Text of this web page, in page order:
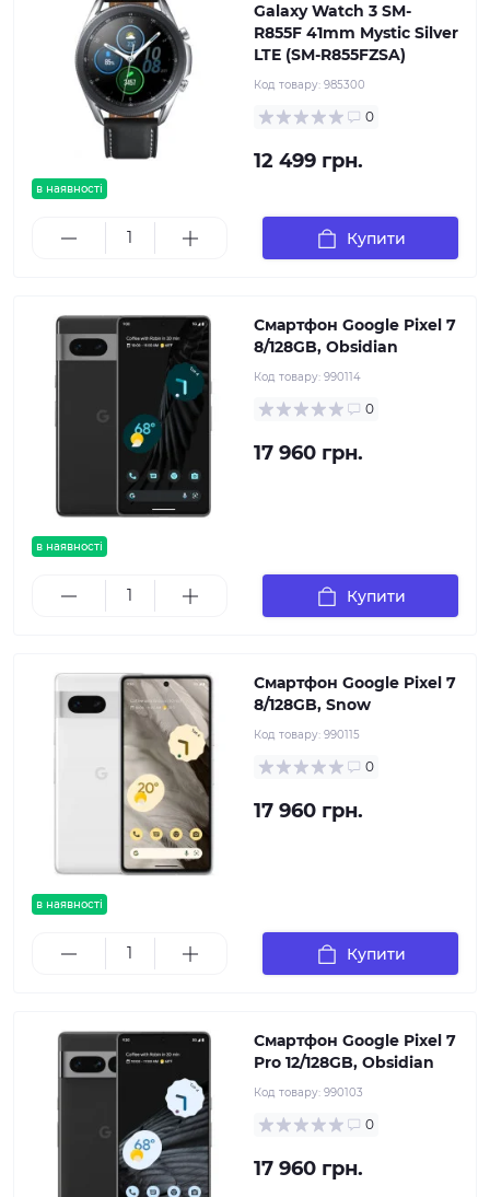
в наявності
Galaxy Watch 3 SM-
R855F 41mm Mystic Silver
LTE (SM-R855FZSA)
Код товару: 985300
0
12 499 грн.
Купити
в наявності
Смартфон Google Pixel 7
8/128GB, Obsidian
Код товару: 990114
0
17 960 грн.
Купити
в наявності
Смартфон Google Pixel 7
8/128GB, Snow
Код товару: 990115
0
17 960 грн.
Купити
Смартфон Google Pixel 7
Pro 12/128GB, Obsidian
Код товару: 990103
0
17 960 грн.